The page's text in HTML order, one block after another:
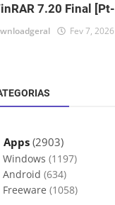
7.20 Final
Fev 7, 2026
Apps(2903)
Windows (1197)
Android (634)
Freeware (1058)